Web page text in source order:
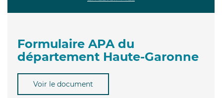
Formulaire APA du
département Haute-Garonne
Voir le document